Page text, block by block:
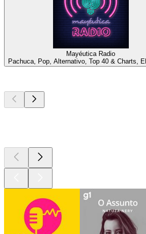
Mayéutica Radio
Pachuca, Pop, Alternativo, Top 40 & Charts,